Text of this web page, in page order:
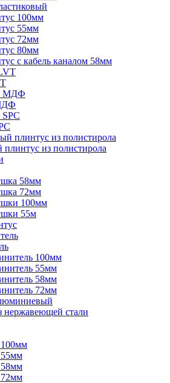
100мм
55мм
72мм
80мм
с кабель каналом 58мм
из полистирола
58мм
72мм
100мм
55м
100мм
55мм
58мм
72мм
нержавеющей стали